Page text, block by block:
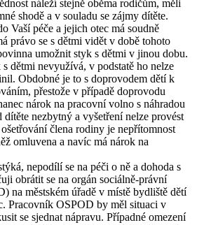
náleží stejně oběma rodičům, měli
shodě a v souladu se zájmy dítěte.
Vaší péče a jejich otec má soudně
právo se s dětmi vidět v době tohoto
umožnit styk s dětmi v jinou dobu.
dětmi nevyužívá, v podstatě ho nelze
Obdobné je to s doprovodem dětí k
přestože v případě doprovodu
nárok na pracovní volno s náhradou
nezbytný a vyšetření nelze provést
člena rodiny je nepřítomnost
omluvena a navíc má nárok na
nepodílí se na péči o ně a dohoda s
obrátit se na orgán sociálně-právní
na městském úřadě v místě bydliště dětí
Pracovník OSPOD by měl situaci v
se sjednat nápravu. Případné omezení